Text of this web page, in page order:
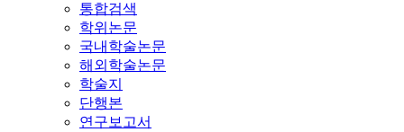
통합검색
학위논문
국내학술논문
해외학술논문
학술지
단행본
연구보고서